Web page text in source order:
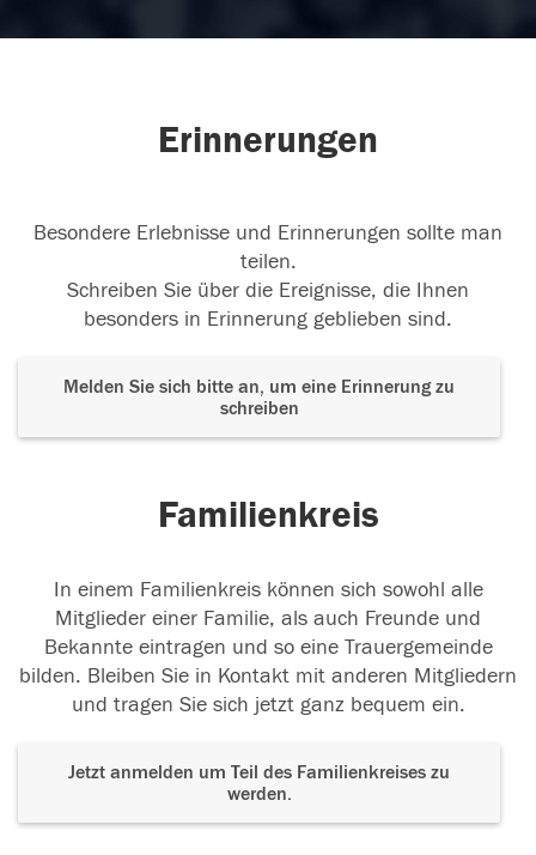
Erinnerungen
Besondere Erlebnisse und Erinnerungen sollte man
teilen.
Schreiben Sie über die Ereignisse, die Ihnen
besonders in Erinnerung geblieben sind.
Melden Sie sich bitte an, um eine Erinnerung zu
schreiben
Familienkreis
In einem Familienkreis können sich sowohl alle
Mitglieder einer Familie, als auch Freunde und
Bekannte eintragen und so eine Trauergemeinde
bilden. Bleiben Sie in Kontakt mit anderen Mitgliedern
und tragen Sie sich jetzt ganz bequem ein.
Jetzt anmelden um Teil des Familienkreises zu
werden.